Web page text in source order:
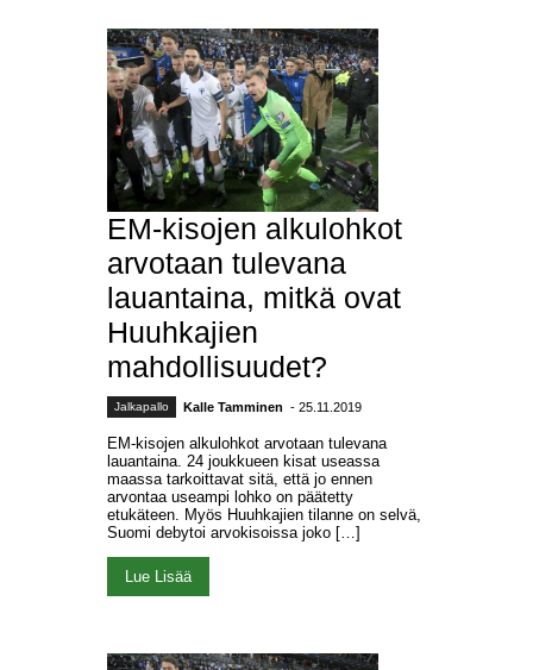
EM-kisojen alkulohkot
arvotaan tulevana
lauantaina, mitkä ovat
Huuhkajien
mahdollisuudet?
Jalkapallo Kalle Tamminen - 25.11.2019
EM-kisojen alkulohkot arvotaan tulevana
lauantaina. 24 joukkueen kisat useassa
maassa tarkoittavat sitä, että jo ennen
arvontaa useampi lohko on päätetty
etukäteen. Myös Huuhkajien tilanne on selvä,
Suomi debytoi arvokisoissa joko […]
Lue Lisää